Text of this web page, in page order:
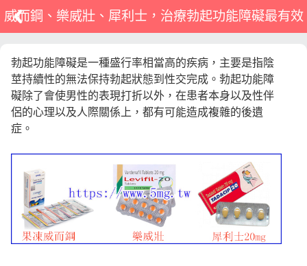
威而鋼、樂威壯、犀利士，治療勃起功能障礙最有效
勃起功能障礙是一種盛行率相當高的疾病，主要是指陰
莖持續性的無法保持勃起狀態到性交完成。勃起功能障
礙除了會使男性的表現打折以外，在患者本身以及性伴
侶的心理以及人際關係上，都有可能造成複雜的後遺
症。